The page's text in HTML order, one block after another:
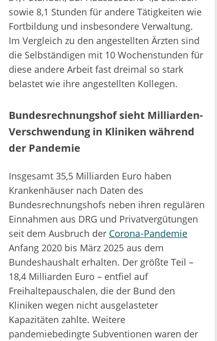
sowie 8,1 Stunden für andere Tätigkeiten wie
Fortbildung und insbesondere Verwaltung.
Im Vergleich zu den angestellten Ärzten sind
die Selbständigen mit 10 Wochenstunden für
diese andere Arbeit fast dreimal so stark
belastet wie ihre angestellten Kollegen.
Bundesrechnungshof sieht Milliarden-
Verschwendung in Kliniken während
der Pandemie
Insgesamt 35,5 Milliarden Euro haben
Krankenhäuser nach Daten des
Bundesrechnungshofs neben ihren regulären
Einnahmen aus DRG und Privatvergütungen
seit dem Ausbruch der Corona-Pandemie
Anfang 2020 bis März 2025 aus dem
Bundeshaushalt erhalten. Der größte Teil –
18,4 Milliarden Euro – entfiel auf
Freihaltepauschalen, die der Bund den
Kliniken wegen nicht ausgelasteter
Kapazitäten zahlte. Weitere
pandemiebedingte Subventionen waren der